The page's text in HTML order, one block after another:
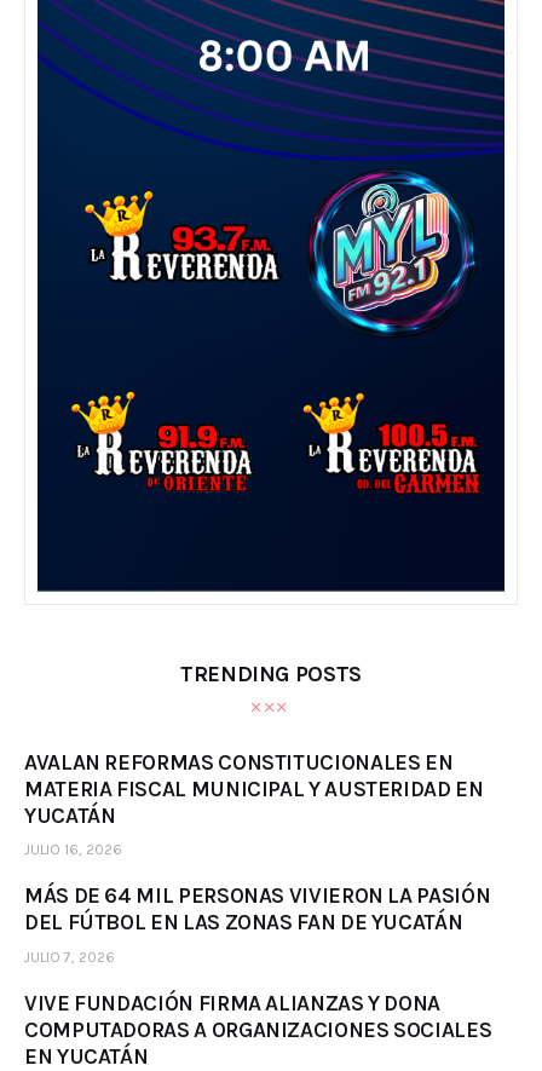
TRENDING POSTS
AVALAN REFORMAS CONSTITUCIONALES EN
MATERIA FISCAL MUNICIPAL Y AUSTERIDAD EN
YUCATÁN
JULIO 16, 2026
MÁS DE 64 MIL PERSONAS VIVIERON LA PASIÓN
DEL FÚTBOL EN LAS ZONAS FAN DE YUCATÁN
JULIO 7, 2026
VIVE FUNDACIÓN FIRMA ALIANZAS Y DONA
COMPUTADORAS A ORGANIZACIONES SOCIALES
EN YUCATÁN